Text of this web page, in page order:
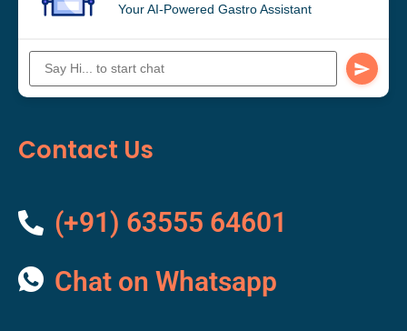
Your AI-Powered Gastro Assistant
Contact Us
(+91) 63555 64601
Chat on Whatsapp